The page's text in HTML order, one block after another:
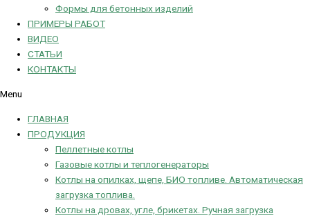
Формы для бетонных изделий
ПРИМЕРЫ РАБОТ
ВИДЕО
СТАТЬИ
КОНТАКТЫ
Menu
ГЛАВНАЯ
ПРОДУКЦИЯ
Пеллетные котлы
Газовые котлы и теплогенераторы
Котлы на опилках, щепе, БИО топливе. Автоматическая
загрузка топлива.
Котлы на дровах, угле, брикетах. Ручная загрузка